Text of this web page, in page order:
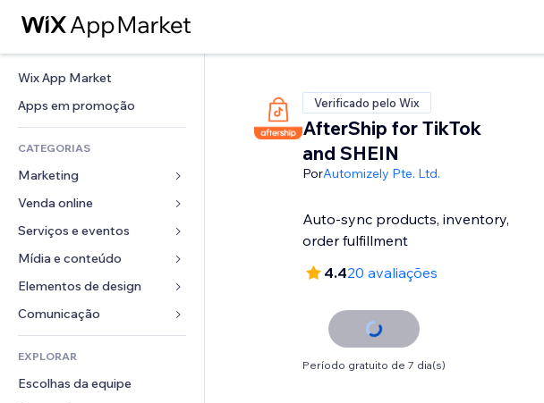
Wix App Market
Apps em promoção
CATEGORIAS
Marketing
Anúncios
Mobile
Análises
Listas do site
Email
Venda online
Apps para lojas
Frete e entrega
Botões de venda
Contabilidade
Cupons e fidelidade
Serviços e eventos
Hotéis
Eventos
Restaurantes
Imobiliária
Meus agendamentos
Mídia e conteúdo
Galeria
Músicas
Podcasts
Fotografia
Vídeo
Elementos de design
Mapas e navegação
Privacidade e segurança
Relógio
Templates de página
Formulários
Enquetes
EXPLORAR
Escolhas da equipe
Verificado pelo Wix
AfterShip for TikTok
and SHEIN
PorAutomizely Pte. Ltd.
Auto-sync products, inventory,
order fulfillment
4.420 avaliações
Período gratuito de 7 dia(s)